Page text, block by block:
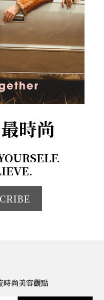
時尚
時尚美容觀點